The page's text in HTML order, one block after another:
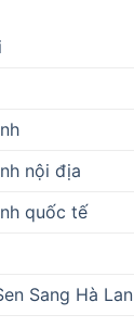
nội địa
quốc tế
Sang Hà Lan